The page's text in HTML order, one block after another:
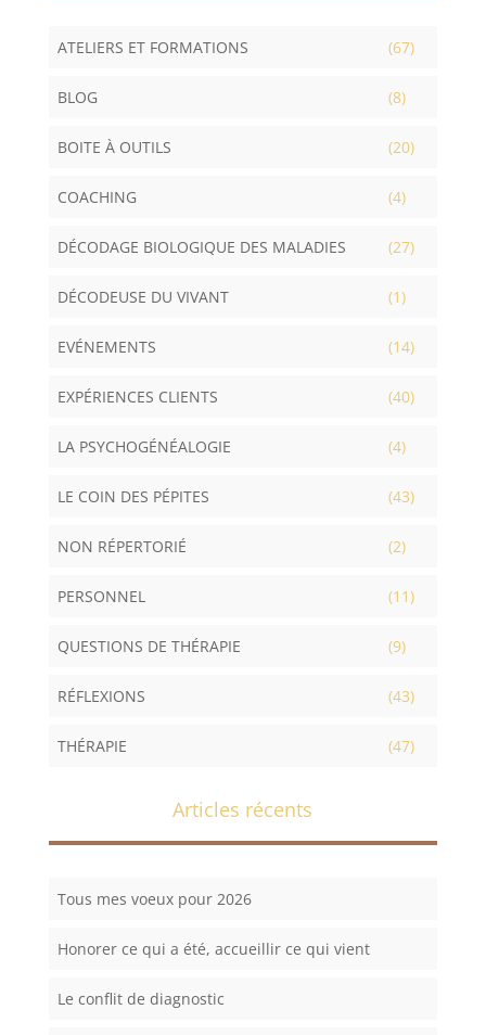
ATELIERS ET FORMATIONS (67)
BLOG (8)
BOITE À OUTILS (20)
COACHING (4)
DÉCODAGE BIOLOGIQUE DES MALADIES (27)
DÉCODEUSE DU VIVANT (1)
EVÉNEMENTS (14)
EXPÉRIENCES CLIENTS (40)
LA PSYCHOGÉNÉALOGIE (4)
LE COIN DES PÉPITES (43)
NON RÉPERTORIÉ (2)
PERSONNEL (11)
QUESTIONS DE THÉRAPIE (9)
RÉFLEXIONS (43)
THÉRAPIE (47)
Articles récents
Tous mes voeux pour 2026
Honorer ce qui a été, accueillir ce qui vient
Le conflit de diagnostic